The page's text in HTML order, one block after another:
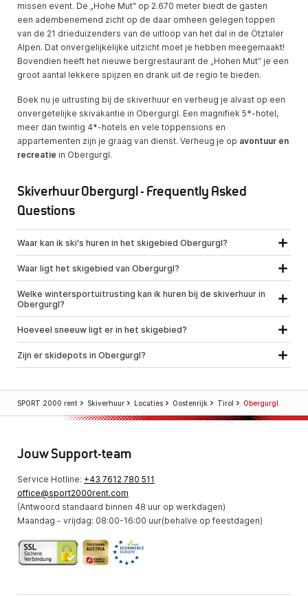
missen event. De „Hohe Mut“ op 2.670 meter biedt de gasten
een adembenemend zicht op de daar omheen gelegen toppen
van de 21 drieduizenders van de uitloop van het dal in de Ötztaler
Alpen. Dat onvergelijkelijke uitzicht moet je hebben meegemaakt!
Bovendien heeft het nieuwe bergrestaurant de „Hohen Mut“ je een
groot aantal lekkere spijzen en drank uit de regio te bieden.
Boek nu je uitrusting bij de skiverhuur en verheug je alvast op een
onverge­telijke skivakantie in Obergurgl. Een magnifiek 5*-hotel,
meer dan twintig 4*-hotels en vele toppensions en
appartementen zijn je graag van dienst. Verheug je op avontuur en
recreatie in Obergurgl.
Skiverhuur Obergurgl - Frequently Asked
Questions
Waar kan ik ski's huren in het skigebied Obergurgl?
Waar ligt het skigebied van Obergurgl?
Welke wintersportuitrusting kan ik huren bij de skiverhuur in
Obergurgl?
Hoeveel sneeuw ligt er in het skigebied?
Zijn er skidepots in Obergurgl?
SPORT 2000 rent Skiverhuur Locaties Oostenrijk Tirol Obergurgl
Jouw Support-team
Service Hotline: +43 7612 780 511
office@sport2000rent.com
(Antwoord standaard binnen 48 uur op werkdagen)
Maandag - vrijdag: 08:00-16:00 uur(behalve op feestdagen)